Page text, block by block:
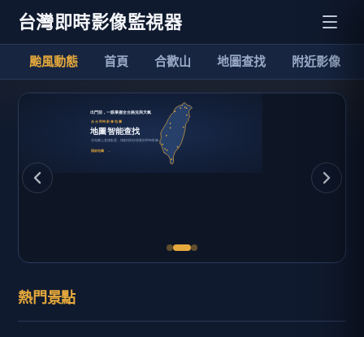
台灣即時影像監視器
颱風動態 首頁 合歡山 地圖查找 附近影像
熱門景點